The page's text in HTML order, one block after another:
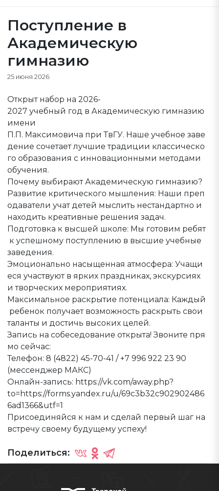
Поступление в
Академическую
гимназию
25 июня 2026
Открыт набор на 2026-
2027 учебный год в Академическую гимназию
имени
П.П. Максимовича при ТвГУ. Наше учебное заве
дение сочетает лучшие традиции классическо
го образования с инновационными методами
обучения.
Почему выбирают Академическую гимназию?
Развитие критического мышления: Наши преп
одаватели учат детей мыслить нестандартно и
находить креативные решения задач.
Подготовка к высшей школе: Мы готовим ребят
к успешному поступлению в высшие учебные
заведения.
Эмоционально насыщенная атмосфера: Учащи
еся участвуют в ярких праздниках, экскурсиях
и творческих мероприятиях.
Максимальное раскрытие потенциала: Каждый
ребенок получает возможность раскрыть свои
таланты и достичь высоких целей.
Запись на собеседование открыта! Звоните пря
мо сейчас:
Телефон: 8 (4822) 45-70-41 / +7 996 922 23 90
(мессенджер МАКС)
Онлайн-запись: https://vk.com/away.php?
to=https://forms.yandex.ru/u/69c3b32c902902486
6ad1366&utf=1
Присоединяйся к нам и сделай первый шаг на
встречу своему будущему успеху!
Поделиться: